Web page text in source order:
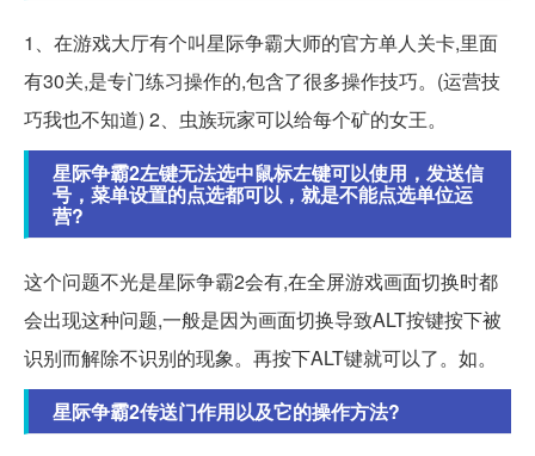
1、在游戏大厅有个叫星际争霸大师的官方单人关卡,里面
有30关,是专门练习操作的,包含了很多操作技巧。(运营技
巧我也不知道) 2、虫族玩家可以给每个矿的女王。
星际争霸2左键无法选中鼠标左键可以使用，发送信
号，菜单设置的点选都可以，就是不能点选单位运
营?
这个问题不光是星际争霸2会有,在全屏游戏画面切换时都
会出现这种问题,一般是因为画面切换导致ALT按键按下被
识别而解除不识别的现象。再按下ALT键就可以了。如。
星际争霸2传送门作用以及它的操作方法?